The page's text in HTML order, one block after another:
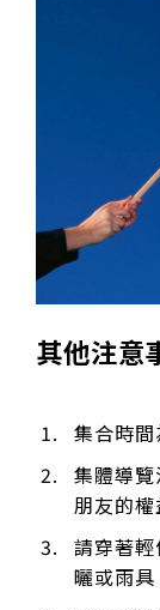
其他注意
集合時間
集體導
朋友的權
請穿著
曬或雨具